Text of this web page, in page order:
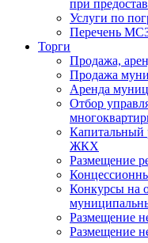
при
Услуги по
Перечень
Торги
Продажа,
Продажа
Аренда
Отбор
Капитальный
ЖКХ
Размещение
Конкурсы на
Размещение
Размещение